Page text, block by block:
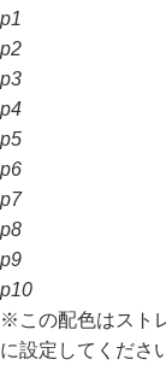
p1
p2
p3
p4
p5
p6
p7
p8
p9
p10
※この配色はスト
に設定してくださ